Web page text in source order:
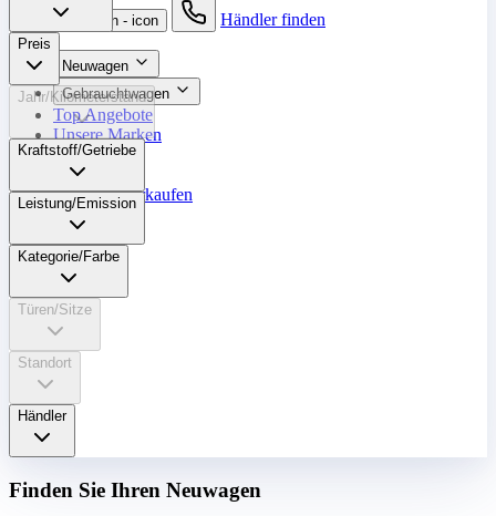
suche button - icon Händler finden
Neuwagen
Gebrauchtwagen
Top Angebote
Unsere Marken
Werkstatt
Fahrzeug verkaufen
Mehr
Preis
Jahr/Kilometerstand
Kraftstoff/Getriebe
Leistung/Emission
Kategorie/Farbe
Türen/Sitze
Standort
Händler
Finden Sie Ihren Neuwagen